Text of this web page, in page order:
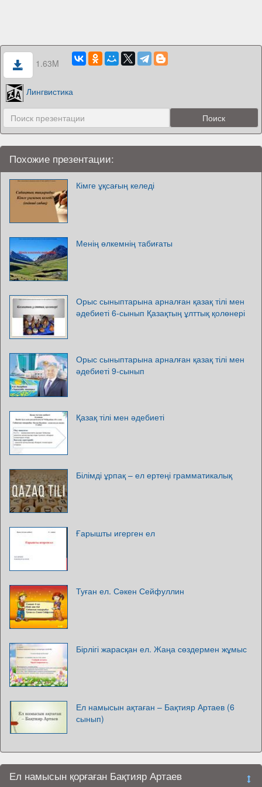
1.63M
Лингвистика
Похожие презентации:
Кімге ұқсағың келеді
Менің өлкемнің табиғаты
Орыс сыныптарына арналған қазақ тілі мен
әдебиеті 6-сынып Қазақтың ұлттық қолөнері
Орыс сыныптарына арналған қазақ тілі мен
әдебиеті 9-сынып
Қазақ тілі мен әдебиеті
Білімді ұрпақ – ел ертеңі грамматикалық
Ғарышты игерген ел
Туған ел. Сәкен Сейфуллин
Бірлігі жарасқан ел. Жаңа сөздермен жұмыс
Ел намысын ақтаған – Бақтияр Артаев (6
сынып)
Ел намысын қорғаған Бақтияр Артаев